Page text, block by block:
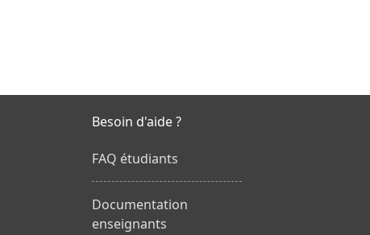
Besoin d'aide ?
FAQ étudiants
Documentation
enseignants